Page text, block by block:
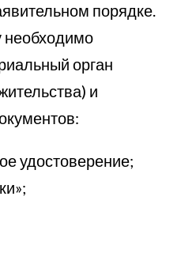
порядке.
необходимо
орган
и
удостоверение;